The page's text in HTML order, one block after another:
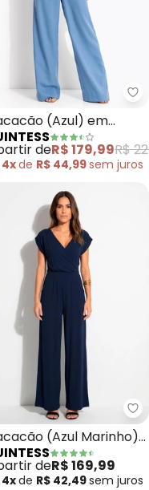
- Macacão (Tropical
(Azul) em
Plano
deR$ 179,99R$
4xde R$ 44,99sem juros
- Macacão Vermelho
(Azul Marinho)
Malha de Viscose
deR$ 169,99
4xde R$ 42,49sem juros